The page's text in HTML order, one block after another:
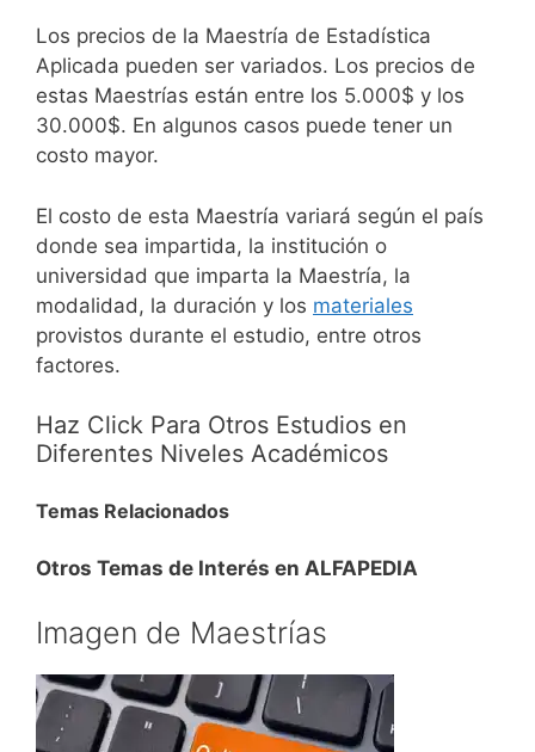
Los precios de la Maestría de Estadística
Aplicada pueden ser variados. Los precios de
estas Maestrías están entre los 5.000$ y los
30.000$. En algunos casos puede tener un
costo mayor.
El costo de esta Maestría variará según el país
donde sea impartida, la institución o
universidad que imparta la Maestría, la
modalidad, la duración y los materiales
provistos durante el estudio, entre otros
factores.
Haz Click Para Otros Estudios en
Diferentes Niveles Académicos
Temas Relacionados
Otros Temas de Interés en ALFAPEDIA
Imagen de Maestrías